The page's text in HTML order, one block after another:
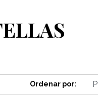
Ordenar por: